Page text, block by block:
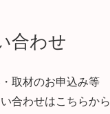
合わせ
取材のお申込み等
合わせはこちらから